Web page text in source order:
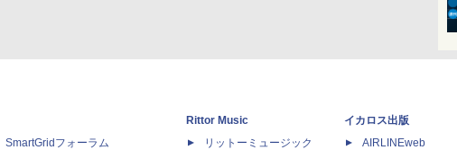
SmartGridフォーラム
Rittor Music
リットーミュージック
イカロス出版
AIRLINEweb